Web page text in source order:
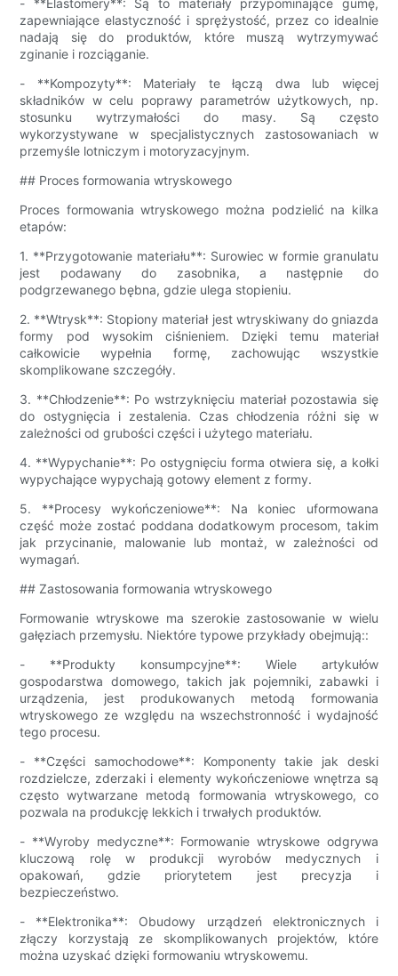
- **Elastomery**: Są to materiały przypominające gumę,
zapewniające elastyczność i sprężystość, przez co idealnie
nadają się do produktów, które muszą wytrzymywać
zginanie i rozciąganie.
- **Kompozyty**: Materiały te łączą dwa lub więcej
składników w celu poprawy parametrów użytkowych, np.
stosunku wytrzymałości do masy. Są często
wykorzystywane w specjalistycznych zastosowaniach w
przemyśle lotniczym i motoryzacyjnym.
## Proces formowania wtryskowego
Proces formowania wtryskowego można podzielić na kilka
etapów:
1. **Przygotowanie materiału**: Surowiec w formie granulatu
jest podawany do zasobnika, a następnie do
podgrzewanego bębna, gdzie ulega stopieniu.
2. **Wtrysk**: Stopiony materiał jest wtryskiwany do gniazda
formy pod wysokim ciśnieniem. Dzięki temu materiał
całkowicie wypełnia formę, zachowując wszystkie
skomplikowane szczegóły.
3. **Chłodzenie**: Po wstrzyknięciu materiał pozostawia się
do ostygnięcia i zestalenia. Czas chłodzenia różni się w
zależności od grubości części i użytego materiału.
4. **Wypychanie**: Po ostygnięciu forma otwiera się, a kołki
wypychające wypychają gotowy element z formy.
5. **Procesy wykończeniowe**: Na koniec uformowana
część może zostać poddana dodatkowym procesom, takim
jak przycinanie, malowanie lub montaż, w zależności od
wymagań.
## Zastosowania formowania wtryskowego
Formowanie wtryskowe ma szerokie zastosowanie w wielu
gałęziach przemysłu. Niektóre typowe przykłady obejmują::
- **Produkty konsumpcyjne**: Wiele artykułów
gospodarstwa domowego, takich jak pojemniki, zabawki i
urządzenia, jest produkowanych metodą formowania
wtryskowego ze względu na wszechstronność i wydajność
tego procesu.
- **Części samochodowe**: Komponenty takie jak deski
rozdzielcze, zderzaki i elementy wykończeniowe wnętrza są
często wytwarzane metodą formowania wtryskowego, co
pozwala na produkcję lekkich i trwałych produktów.
- **Wyroby medyczne**: Formowanie wtryskowe odgrywa
kluczową rolę w produkcji wyrobów medycznych i
opakowań, gdzie priorytetem jest precyzja i
bezpieczeństwo.
- **Elektronika**: Obudowy urządzeń elektronicznych i
złączy korzystają ze skomplikowanych projektów, które
można uzyskać dzięki formowaniu wtryskowemu.